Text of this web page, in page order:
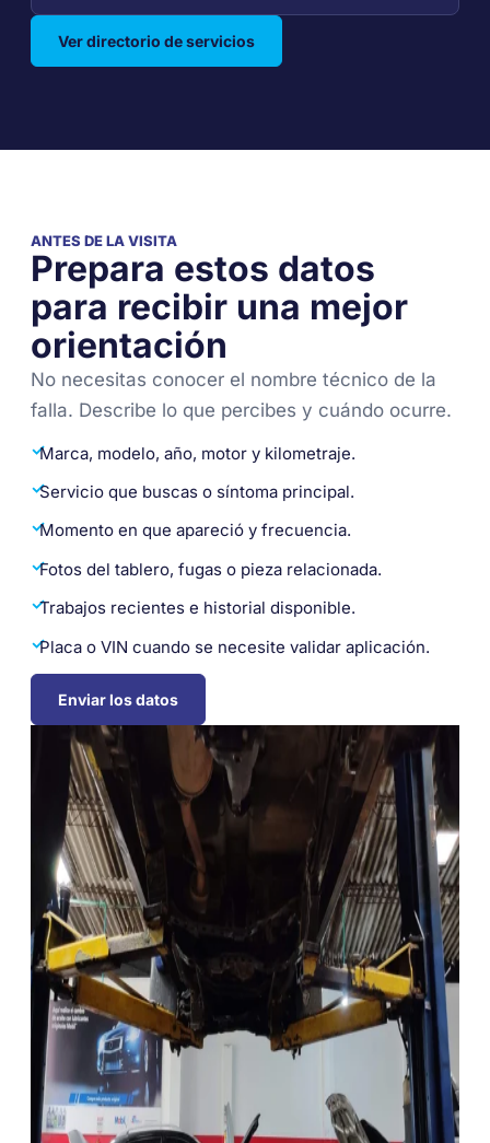
Ver directorio de servicios
ANTES DE LA VISITA
Prepara estos datos
para recibir una mejor
orientación
No necesitas conocer el nombre técnico de la
falla. Describe lo que percibes y cuándo ocurre.
✓Marca, modelo, año, motor y kilometraje.
✓Servicio que buscas o síntoma principal.
✓Momento en que apareció y frecuencia.
✓Fotos del tablero, fugas o pieza relacionada.
✓Trabajos recientes e historial disponible.
✓Placa o VIN cuando se necesite validar aplicación.
Enviar los datos